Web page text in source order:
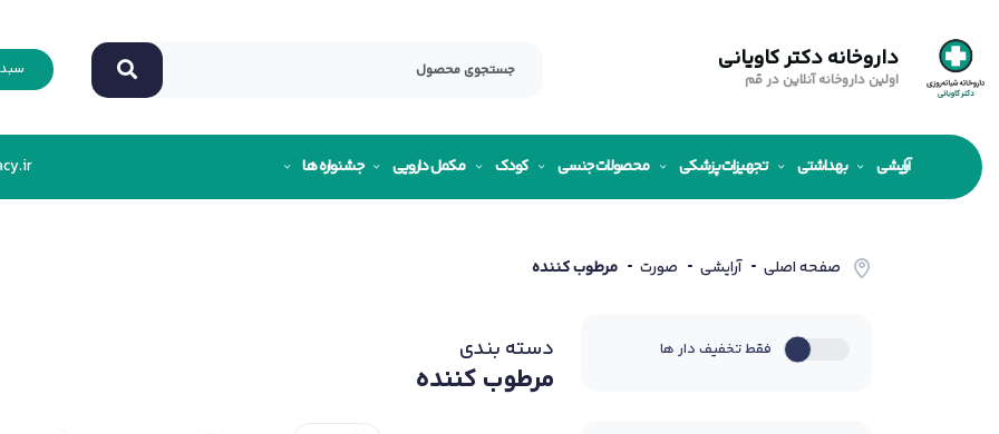
داروخانه دکتر کاویانی
اولین داروخانه آنلاین در قم
آرایشی بهداشتی تجهیزات پزشکی محصولات جنسی کودک مکمل دارویی جشنواره ها
صفحه اصلی آرایشی صورت مرطوب کننده
فقط تخفیف دار ها دسته بندی
مرطوب کننده